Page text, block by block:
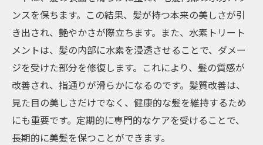
ンスを保ちます。この結果、髪が持つ本来の美しさが引
き出され、艶やかさが際立ちます。また、水素トリート
メントは、髪の内部に水素を浸透させることで、ダメー
ジを受けた部分を修復します。これにより、髪の質感が
改善され、指通りが滑らかになるのです。髪質改善は、
見た目の美しさだけでなく、健康的な髪を維持するため
にも重要です。定期的に専門的なケアを受けることで、
長期的に美髪を保つことができます。